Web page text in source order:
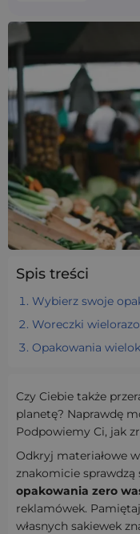
Spis treści
Wybierz swoje
Woreczki
Opakowania
Czy Ciebie także
planetę? Naprawdę
Podpowiemy Ci, jak
Odkryj materiałowe
znakomicie sprawdzą
opakowania zero
reklamówek.
własnych sakiewek